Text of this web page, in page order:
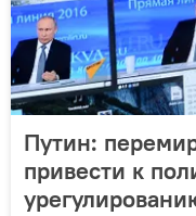
Путин:
привести к